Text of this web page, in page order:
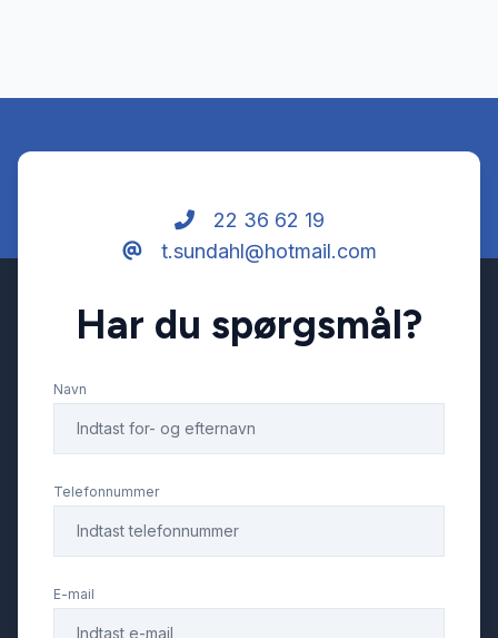
22 36 62 19
t.sundahl@hotmail.com
Har du spørgsmål?
Navn
Telefonnummer
E-mail